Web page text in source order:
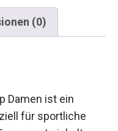
(0)
für sportliche
entwickelt